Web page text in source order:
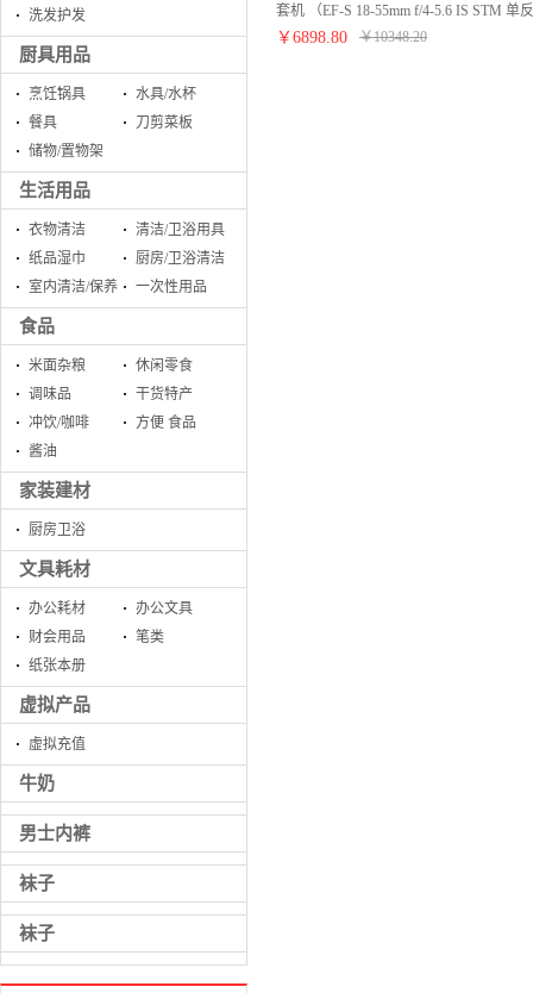
洗发护发
厨具用品
烹饪锅具
水具/水杯
餐具
刀剪菜板
储物/置物架
生活用品
衣物清洁
清洁/卫浴用具
纸品湿巾
厨房/卫浴清洁
室内清洁/保养
一次性用品
食品
米面杂粮
休闲零食
调味品
干货特产
冲饮/咖啡
方便 食品
酱油
家装建材
厨房卫浴
文具耗材
办公耗材
办公文具
财会用品
笔类
纸张本册
虚拟产品
虚拟充值
牛奶
男士内裤
袜子
袜子
套机 （EF-S 18-55mm f/4-5.6 IS STM 单反
镜头）
￥ 6898.80 ￥10348.20